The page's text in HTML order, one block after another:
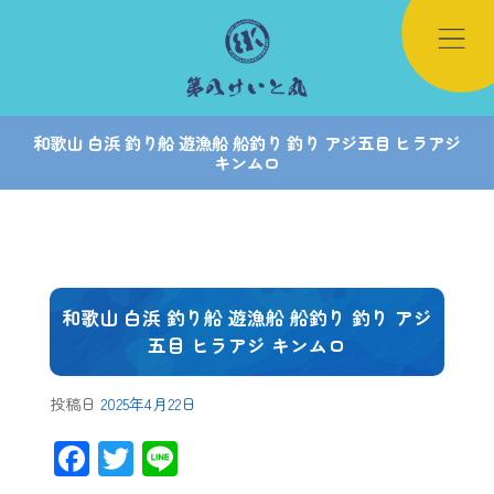
和歌山 白浜 釣り船 遊漁船 船釣り 釣り アジ五目 ヒラアジ
キンムロ
和歌山 白浜 釣り船 遊漁船 船釣り 釣り アジ
五目 ヒラアジ キンムロ
投稿日 2025年4月22日
F T Li